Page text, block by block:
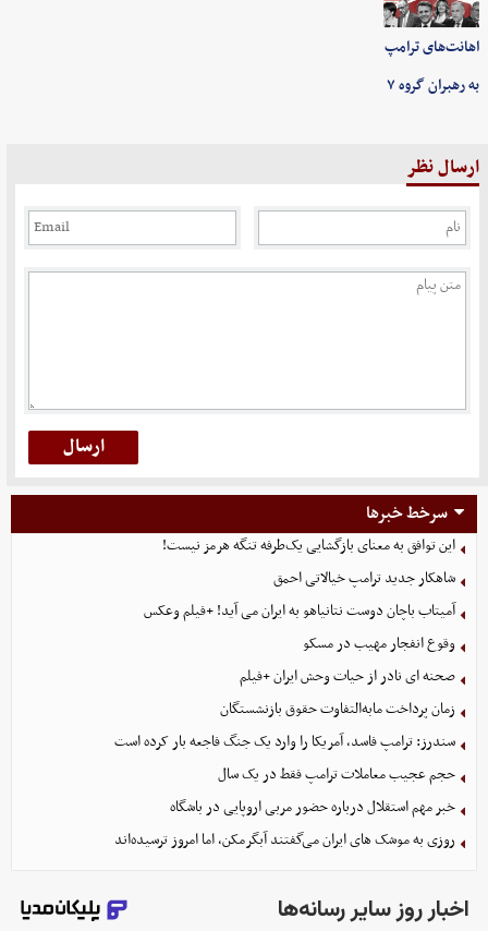
اهانت‌های ترامپ
به رهبران گروه ۷
ارسال نظر
سرخط خبرها
این توافق به معنای بازگشایی یک‌طرفه تنگه هرمز نیست!
شاهکار جدید ترامپ خیالاتی احمق
آمیتاب باچان دوست نتانیاهو به ایران می آید! +فیلم وعکس
وقوع انفجار مهیب در مسکو
صحنه ای نادر از حیات وحش ایران +فیلم
زمان پرداخت مابه‌التفاوت حقوق بازنشستگان
سندرز: ترامپ فاسد، آمریکا را وارد یک جنگ فاجعه بار کرده است
حجم عجیب معاملات ترامپ فقط در یک سال
خبر مهم استقلال درباره حضور مربی اروپایی در باشگاه
روزی به موشک‌ های ایران می‌گفتند آبگرمکن، اما امروز ترسیده‌اند